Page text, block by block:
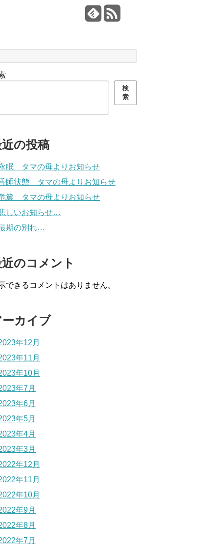
検
索
の投稿
眠 タマの母よりお知らせ
睡状態 タマの母よりお知らせ
篤 タマの母よりお知らせ
しいお知らせ…
期の別れ…
のコメント
できるコメントはありません。
ーカイブ
年12月
年11月
年10月
年7月
年6月
年5月
年4月
年3月
年12月
年11月
年10月
年9月
年8月
年7月